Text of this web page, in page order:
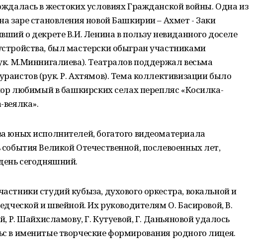
в жестоких условиях Гражданской войны. Одна из
заре становления новой Башкирии – Ахмет - Заки
о декрете В.И. Ленина в пользу невиданного доселе
был мастерски обыгран участниками
М.Миннигалиева). Театралов поддержал весьма
(рук. Р. Ахтямов). Тема коллективизации было
любимый в башкирских селах перепляс «Косилка-
юных исполнителей, богатого видеоматериала
Великой Отечественной, послевоенных лет,
сегодняшний.
студий кубыза, духового оркестра, вокальной и
и швейной. Их руководителям О. Басировой, В.
Р. Шайхисламову, Г. Кутуевой, Г. Даньяновой удалось
в именитые творческие формирования родного лицея.